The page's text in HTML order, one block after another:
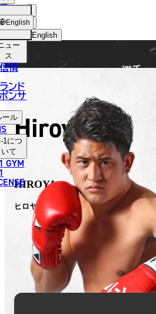
English
中文（简体）
中文（繁體）
ไทย
العربية
ョッ
プ
ュー
ス
情
ンド
ンサ
ール
1につ
いて
GYM
English
選手
Hiroya
HIROYA
ヒロヤ